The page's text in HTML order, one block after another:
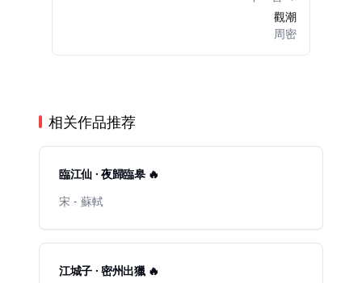
觀潮
周密
相关作品推荐
臨江仙 · 夜歸臨皋 🔥
宋 - 蘇軾
江城子 · 密州出獵 🔥